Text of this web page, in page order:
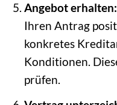
Angebot erhalten:
Ihren Antrag
konkretes
Konditionen.
prüfen.